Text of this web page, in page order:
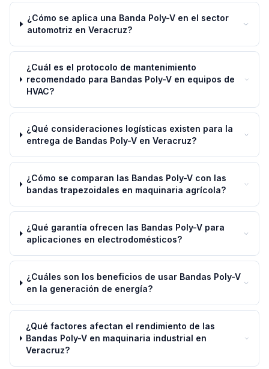
¿Cómo se aplica una Banda Poly-V en el sector
automotriz en Veracruz?
¿Cuál es el protocolo de mantenimiento
recomendado para Bandas Poly-V en equipos de
HVAC?
¿Qué consideraciones logísticas existen para la
entrega de Bandas Poly-V en Veracruz?
¿Cómo se comparan las Bandas Poly-V con las
bandas trapezoidales en maquinaria agrícola?
¿Qué garantía ofrecen las Bandas Poly-V para
aplicaciones en electrodomésticos?
¿Cuáles son los beneficios de usar Bandas Poly-V
en la generación de energía?
¿Qué factores afectan el rendimiento de las
Bandas Poly-V en maquinaria industrial en
Veracruz?